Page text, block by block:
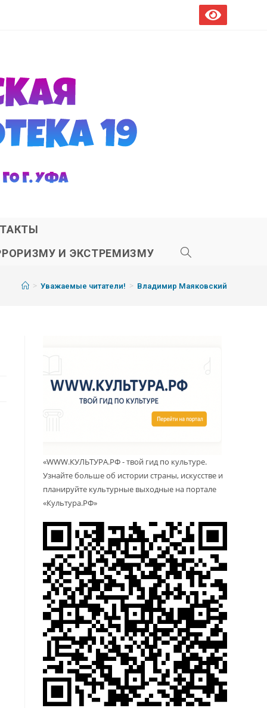
И ЭКСТРЕМИЗМУ
> Уважаемые читатели! > Владимир Маяковский
«WWW.КУЛЬТУРА.РФ - твой гид по культуре.
Узнайте больше об истории страны, искусстве и
планируйте культурные выходные на портале
«Культура.РФ»